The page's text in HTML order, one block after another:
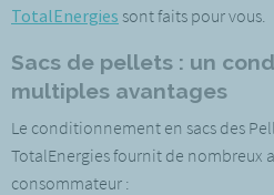
TotalEnergies sont faits pour vous.
Sacs de pellets : un
multiples avantages
Le conditionnement en sacs des
TotalEnergies fournit de nombreux
consommateur :